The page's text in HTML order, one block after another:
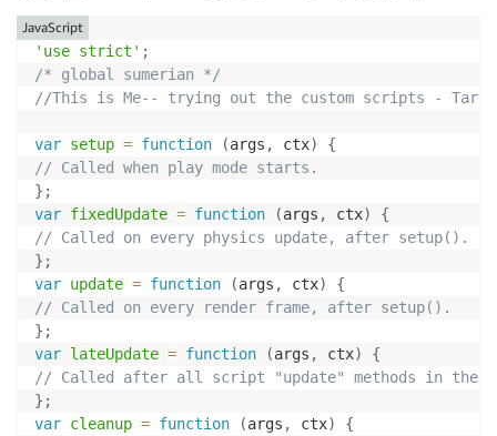
'use strict' ;
/* global sumerian */
//This is Me-- trying out the custom scripts - Tara
var setup = function (args , ctx)
{
// Called when play mode starts.
} ;
var fixedUpdate = function (args , ctx)
{
// Called on every physics update, after setup().
} ;
var update = function (args , ctx)
{
// Called on every render frame, after setup().
} ;
var lateUpdate = function (args , ctx)
{
// Called after all script "update" methods in the
} ;
var cleanup = function (args , ctx)
{
JavaScript